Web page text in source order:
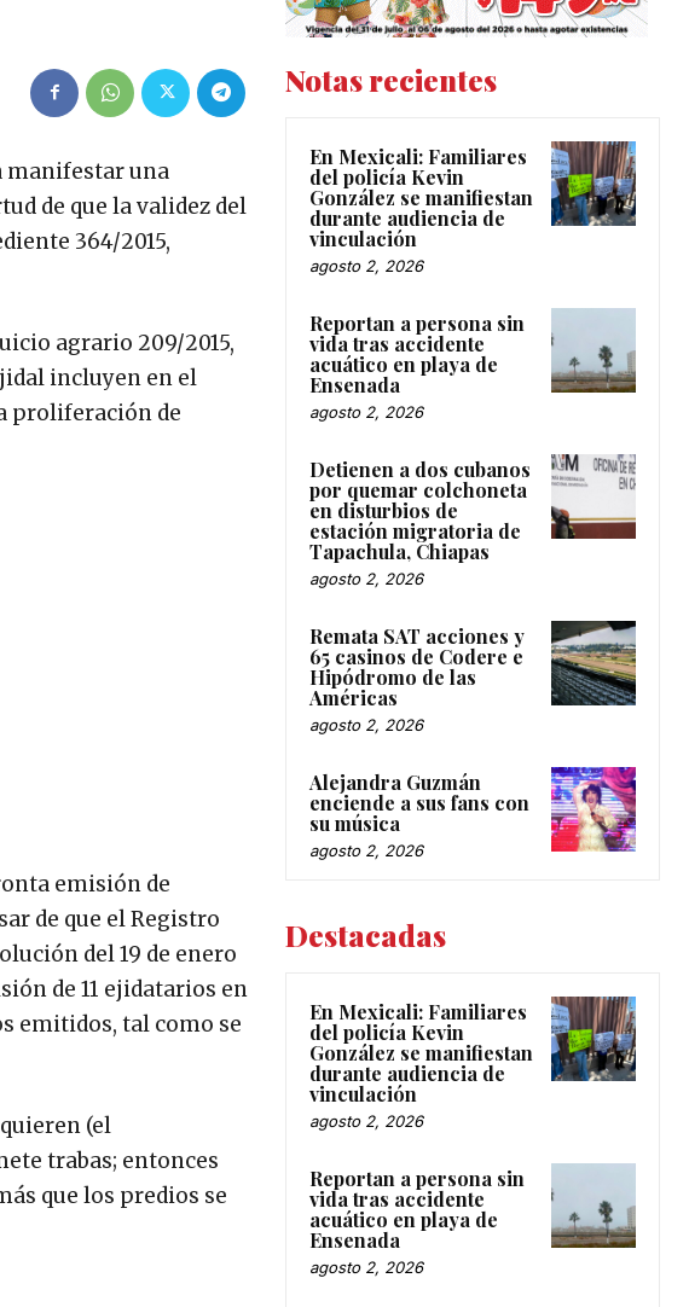
manifestar una
de que la validez del
364/2015,
agrario 209/2015,
incluyen en el
proliferación de
emisión de
de que el Registro
del 19 de enero
de 11 ejidatarios en
emitidos, tal como se
(el
trabas; entonces
que los predios se
Notas recientes
En Mexicali: Familiares
del policía Kevin
González se manifiestan
durante audiencia de
vinculación
agosto 2, 2026
Reportan a persona sin
vida tras accidente
acuático en playa de
Ensenada
agosto 2, 2026
Detienen a dos cubanos
por quemar colchoneta
en disturbios de
estación migratoria de
Tapachula, Chiapas
agosto 2, 2026
Remata SAT acciones y
65 casinos de Codere e
Hipódromo de las
Américas
agosto 2, 2026
Alejandra Guzmán
enciende a sus fans con
su música
agosto 2, 2026
Destacadas
En Mexicali: Familiares
del policía Kevin
González se manifiestan
durante audiencia de
vinculación
agosto 2, 2026
Reportan a persona sin
vida tras accidente
acuático en playa de
Ensenada
agosto 2, 2026